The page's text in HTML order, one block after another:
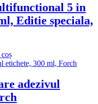
5 in
Editie speciala,
adezivul